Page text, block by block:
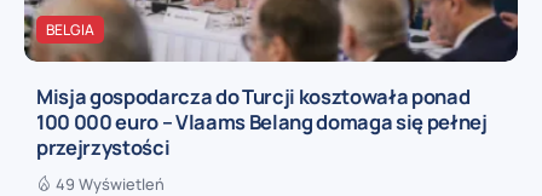
BELGIA
Misja gospodarcza do Turcji kosztowała ponad
100 000 euro – Vlaams Belang domaga się pełnej
przejrzystości
49 Wyświetleń